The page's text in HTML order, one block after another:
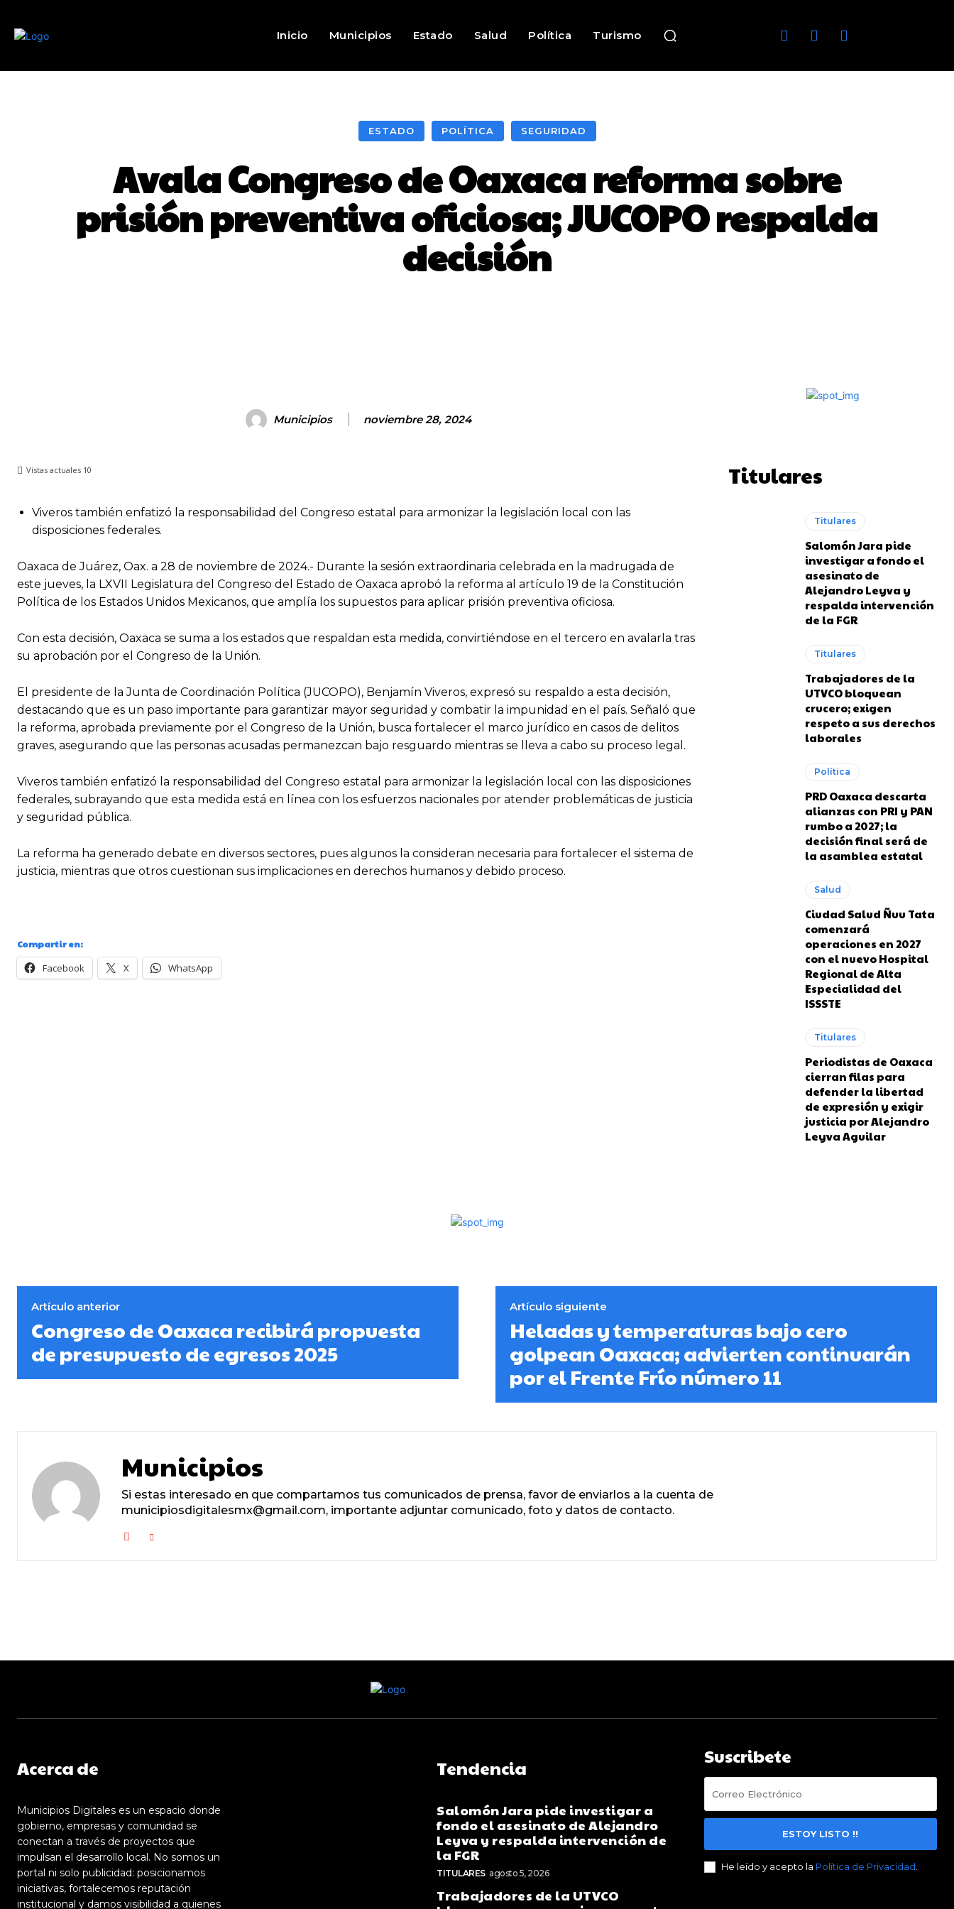
Inicio Municipios Estado Salud Política Turismo
ESTADO POLÍTICA SEGURIDAD
Avala Congreso de Oaxaca reforma sobre
prisión preventiva oficiosa; JUCOPO respalda
decisión
Municipios noviembre 28, 2024
Vistas actuales 10
Viveros también enfatizó la responsabilidad del Congreso estatal para armonizar la legislación local con las
disposiciones federales.
Oaxaca de Juárez, Oax. a 28 de noviembre de 2024.- Durante la sesión extraordinaria celebrada en la madrugada de
este jueves, la LXVII Legislatura del Congreso del Estado de Oaxaca aprobó la reforma al artículo 19 de la Constitución
Política de los Estados Unidos Mexicanos, que amplía los supuestos para aplicar prisión preventiva oficiosa.
Con esta decisión, Oaxaca se suma a los estados que respaldan esta medida, convirtiéndose en el tercero en avalarla tras
su aprobación por el Congreso de la Unión.
El presidente de la Junta de Coordinación Política (JUCOPO), Benjamín Viveros, expresó su respaldo a esta decisión,
destacando que es un paso importante para garantizar mayor seguridad y combatir la impunidad en el país. Señaló que
la reforma, aprobada previamente por el Congreso de la Unión, busca fortalecer el marco jurídico en casos de delitos
graves, asegurando que las personas acusadas permanezcan bajo resguardo mientras se lleva a cabo su proceso legal.
Viveros también enfatizó la responsabilidad del Congreso estatal para armonizar la legislación local con las disposiciones
federales, subrayando que esta medida está en línea con los esfuerzos nacionales por atender problemáticas de justicia
y seguridad pública.
La reforma ha generado debate en diversos sectores, pues algunos la consideran necesaria para fortalecer el sistema de
justicia, mientras que otros cuestionan sus implicaciones en derechos humanos y debido proceso.
Compartir en:
Facebook X WhatsApp
Titulares
Titulares
Salomón Jara pide
investigar a fondo el
asesinato de
Alejandro Leyva y
respalda intervención
de la FGR
Titulares
Trabajadores de la
UTVCO bloquean
crucero; exigen
respeto a sus derechos
laborales
Política
PRD Oaxaca descarta
alianzas con PRI y PAN
rumbo a 2027; la
decisión final será de
la asamblea estatal
Salud
Ciudad Salud Ñuu Tata
comenzará
operaciones en 2027
con el nuevo Hospital
Regional de Alta
Especialidad del
ISSSTE
Titulares
Periodistas de Oaxaca
cierran filas para
defender la libertad
de expresión y exigir
justicia por Alejandro
Leyva Aguilar
Artículo anterior
Congreso de Oaxaca recibirá propuesta
de presupuesto de egresos 2025
Artículo siguiente
Heladas y temperaturas bajo cero
golpean Oaxaca; advierten continuarán
por el Frente Frío número 11
Municipios
Si estas interesado en que compartamos tus comunicados de prensa, favor de enviarlos a la cuenta de
municipiosdigitalesmx@gmail.com, importante adjuntar comunicado, foto y datos de contacto.
Acerca de
Municipios Digitales es un espacio donde
gobierno, empresas y comunidad se
conectan a través de proyectos que
impulsan el desarrollo local. No somos un
portal ni solo publicidad: posicionamos
iniciativas, fortalecemos reputación
institucional y damos visibilidad a quienes
Tendencia
Salomón Jara pide investigar a
fondo el asesinato de Alejandro
Leyva y respalda intervención de
la FGR
TITULARES agosto 5, 2026
Trabajadores de la UTVCO
Suscribete
ESTOY LISTO !!
He leído y acepto la Política de Privacidad